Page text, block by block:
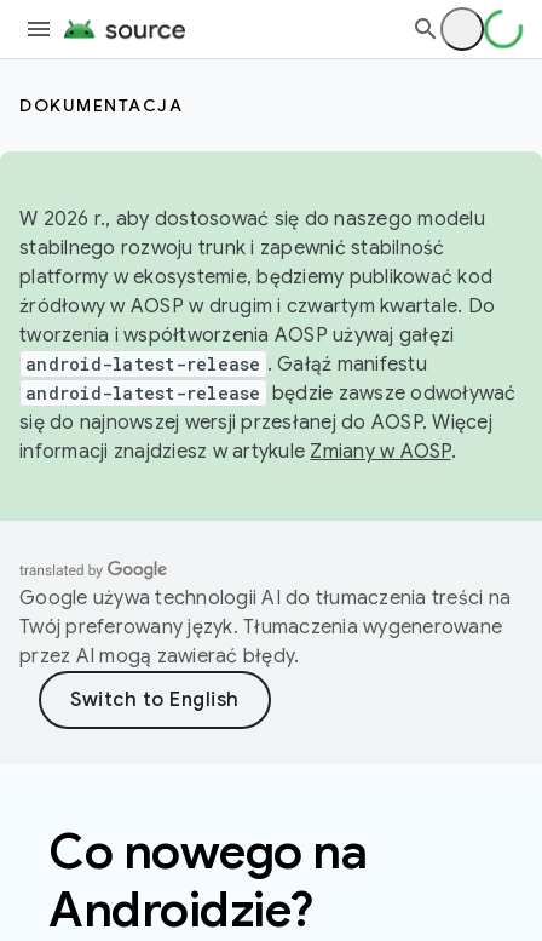
DOKUMENTACJA
W 2026 r., aby dostosować się do naszego modelu
stabilnego rozwoju trunk i zapewnić stabilność
platformy w ekosystemie, będziemy publikować kod
źródłowy w AOSP w drugim i czwartym kwartale. Do
tworzenia i współtworzenia AOSP używaj gałęzi
android-latest-release . Gałąź manifestu
android-latest-release będzie zawsze odwoływać
się do najnowszej wersji przesłanej do AOSP. Więcej
informacji znajdziesz w artykule Zmiany w AOSP.
Google używa technologii AI do tłumaczenia treści na
Twój preferowany język. Tłumaczenia wygenerowane
przez AI mogą zawierać błędy.
Co nowego na
Androidzie?